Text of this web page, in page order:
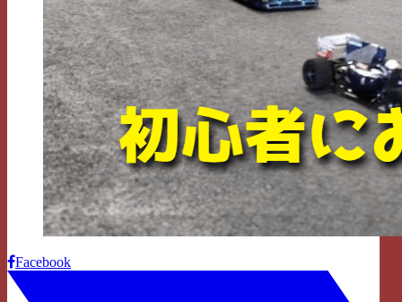
Facebook